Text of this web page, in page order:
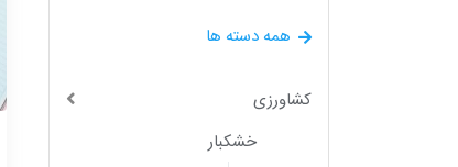
همه دسته ها
کشاورزی
خشکبار